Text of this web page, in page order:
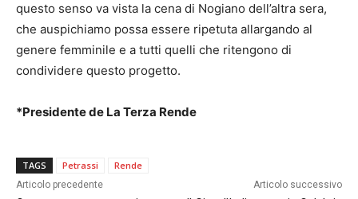
questo senso va vista la cena di Nogiano dell’altra sera,
che auspichiamo possa essere ripetuta allargando al
genere femminile e a tutti quelli che ritengono di
condividere questo progetto.
​​​​​​​​​​​*Presidente de La Terza Rende
TAGS Petrassi Rende
Articolo precedente Articolo successivo